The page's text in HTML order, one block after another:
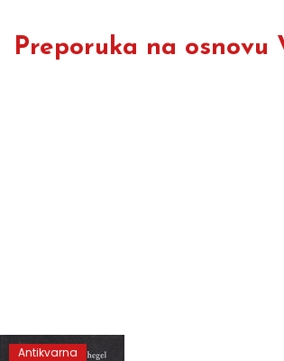
Preporuka na osnovu
Antikvarna